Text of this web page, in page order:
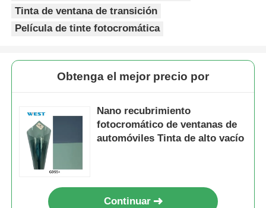
Tinta de ventana de transición
Película de tinte fotocromática
Obtenga el mejor precio por
Nano recubrimiento
fotocromático de ventanas de
automóviles Tinta de alto vacío
Continuar